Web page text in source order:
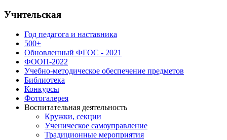
Учительская
Год педагога и наставника
500+
Обновленный ФГОС - 2021
ФООП-2022
Учебно-методическое обеспечение предметов
Библиотека
Конкурсы
Фотогалерея
Воспитательная деятельность
Кружки, секции
Ученическое самоуправление
Традиционные мероприятия